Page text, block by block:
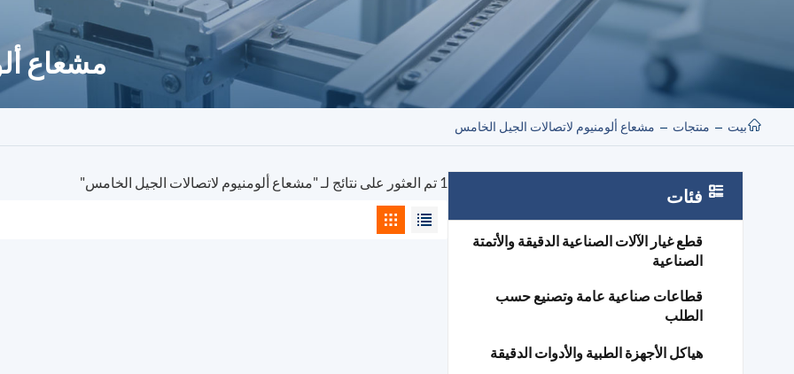
مشعاع
بيت منتجات مشعاع ألومنيوم لاتصالات الجيل الخامس
فئات
قطع غيار الآلات الصناعية الدقيقة والأتمتة
الصناعية
قطاعات صناعية عامة وتصنيع حسب
الطلب
هياكل الأجهزة الطبية والأدوات الدقيقة
1 تم العثور على نتائج لـ "مشعاع ألومنيوم لاتصالات الجيل الخامس"